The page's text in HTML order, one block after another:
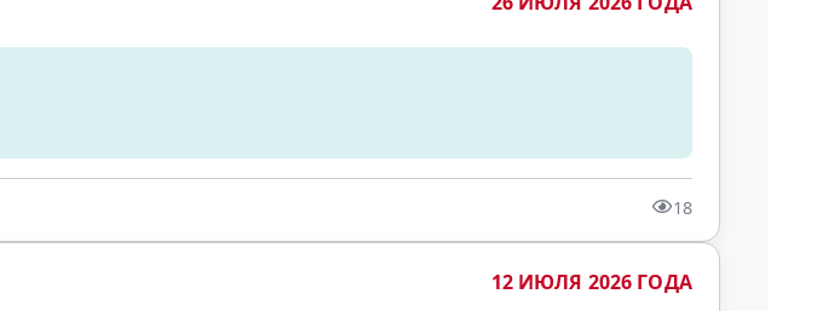
18
12 ИЮЛЯ 2026 ГОДА